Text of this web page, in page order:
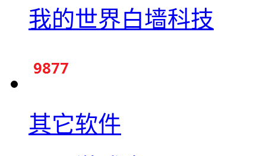
我的世界白墙科技
其它软件